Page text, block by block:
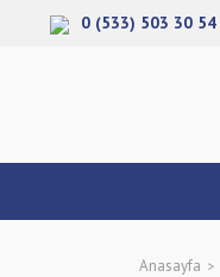
0 (533) 503 30 54
Anasayfa